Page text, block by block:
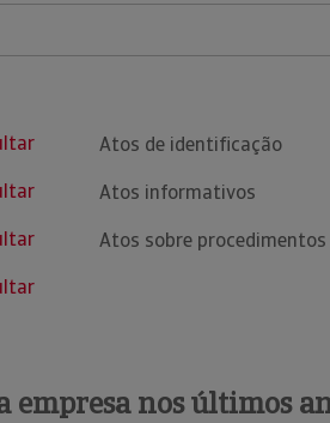
Atos de identificação
Atos informativos
Atos sobre procedimentos
empresa nos últimos